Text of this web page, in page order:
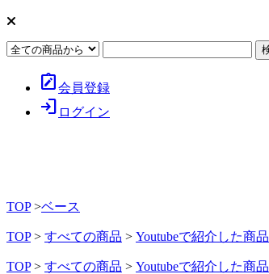
note_alt会員登録
login ログイン
TOP >ベース
TOP > すべての商品 > Youtubeで紹介した商品
TOP > すべての商品 > Youtubeで紹介した商品